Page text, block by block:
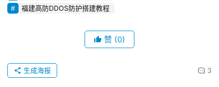
福建高防DDOS防护搭建教程
赞 (0)
3
生成海报